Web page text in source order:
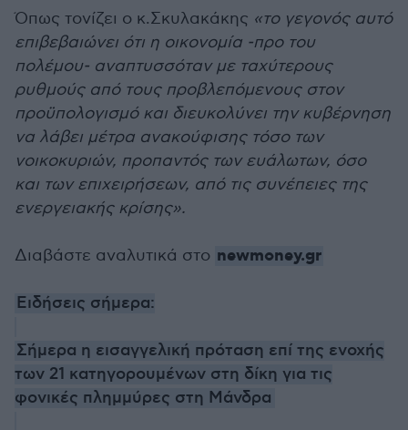
Όπως τονίζει ο κ.Σκυλακάκης «το γεγονός αυτό
επιβεβαιώνει ότι η οικονομία -προ του
πολέμου- αναπτυσσόταν με ταχύτερους
ρυθμούς από τους προβλεπόμενους στον
προϋπολογισμό και διευκολύνει την κυβέρνηση
να λάβει μέτρα ανακούφισης τόσο των
νοικοκυριών, προπαντός των ευάλωτων, όσο
και των επιχειρήσεων, από τις συνέπειες της
ενεργειακής κρίσης».
Διαβάστε αναλυτικά στο newmoney.gr
Ειδήσεις σήμερα:
Σήμερα η εισαγγελική πρόταση επί της ενοχής
των 21 κατηγορουμένων στη δίκη για τις
φονικές πλημμύρες στη Μάνδρα